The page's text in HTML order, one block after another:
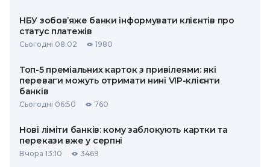
НБУ зобов’яже банки інформувати клієнтів про
статус платежів
Сьогодні 08:02 1980
Топ-5 преміальних карток з привілеями: які
переваги можуть отримати нині VIP-клієнти
банків
Сьогодні 06:50 760
Нові ліміти банків: кому заблокують картки та
перекази вже у серпні
Вчора 13:10 3469